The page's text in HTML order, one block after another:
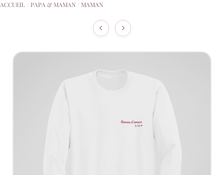
au
ACCUEIL PAPA & MAMAN MAMAN